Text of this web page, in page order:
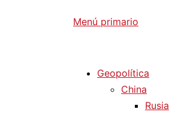
Menú primario
Geopolítica
China
Rusia